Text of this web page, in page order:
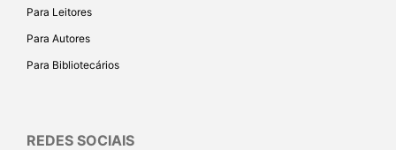
Para Leitores
Para Autores
Para Bibliotecários
REDES SOCIAIS